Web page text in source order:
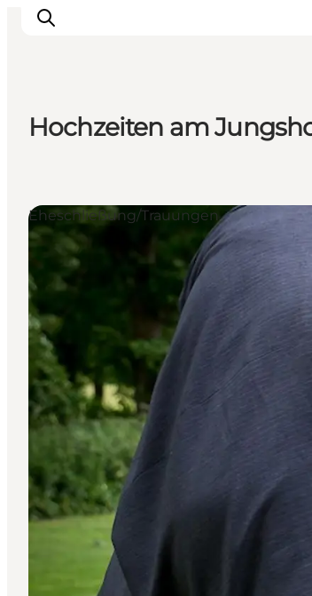
Events
Essen
Unterkunft
Reise planen
Hochzeiten am
Eheschließung/Trauungen